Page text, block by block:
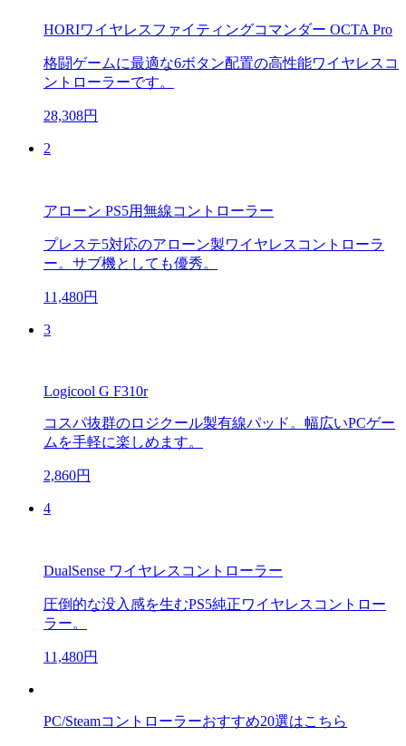
HORIワイヤレスファイティングコマンダー OCTA Pro
格闘ゲームに最適な6ボタン配置の高性能ワイヤレスコ
ントローラーです。
28,308円
2
アローン PS5用無線コントローラー
プレステ5対応のアローン製ワイヤレスコントローラ
ー。サブ機としても優秀。
11,480円
3
Logicool G F310r
コスパ抜群のロジクール製有線パッド。幅広いPCゲー
ムを手軽に楽しめます。
2,860円
4
DualSense ワイヤレスコントローラー
圧倒的な没入感を生むPS5純正ワイヤレスコントロー
ラー。
11,480円
PC/Steamコントローラーおすすめ20選はこちら